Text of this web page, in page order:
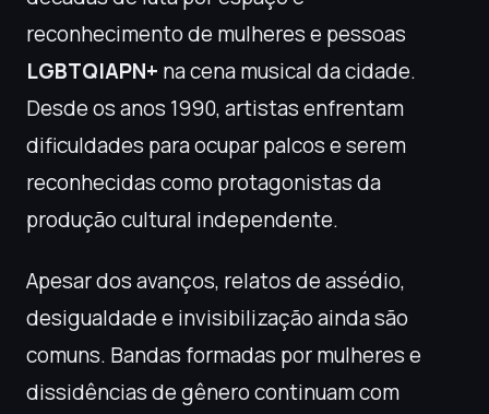
reconhecimento de mulheres e pessoas
LGBTQIAPN+ na cena musical da cidade.
Desde os anos 1990, artistas enfrentam
dificuldades para ocupar palcos e serem
reconhecidas como protagonistas da
produção cultural independente.
Apesar dos avanços, relatos de assédio,
desigualdade e invisibilização ainda são
comuns. Bandas formadas por mulheres e
dissidências de gênero continuam com